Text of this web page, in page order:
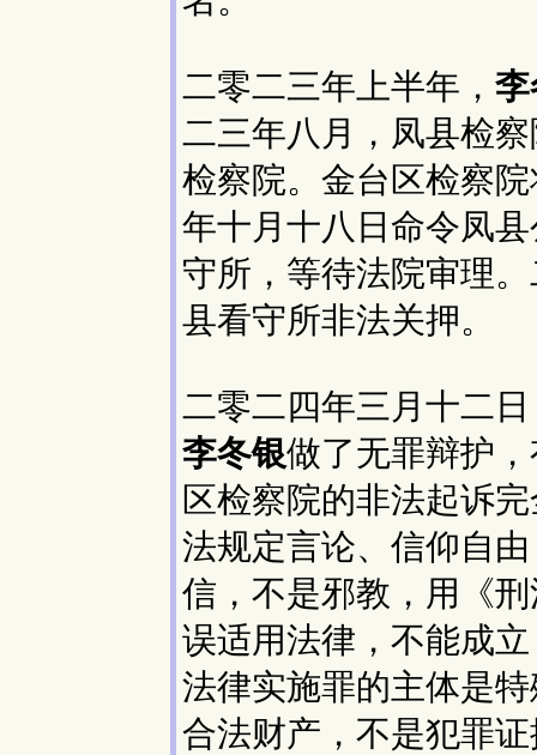
二零二三年上半年，
二三年八月，凤县检
检察院。金台区检察
年十月十八日命令凤
守所，等待法院审理
县看守所非法关押。
二零二四年三月十二
李冬银做了无罪辩护
区检察院的非法起诉
法规定言论、信仰自
信，不是邪教，用《
误适用法律，不能成
法律实施罪的主体是
合法财产，不是犯罪